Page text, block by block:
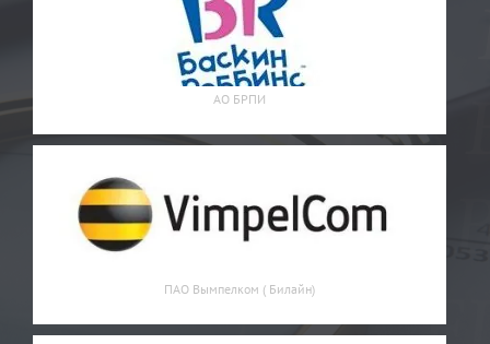
АО БРПИ
ПАО Вымпелком ( Билайн)